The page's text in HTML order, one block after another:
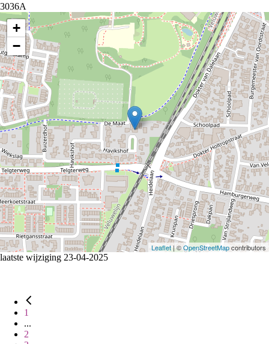
3036A
+
−
Leaflet| ©OpenStreetMapcontributors
laatste wijziging 23-04-2025
1
...
2